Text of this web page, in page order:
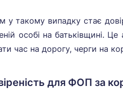
такому випадку стає
особі на батьківщині.
час на дорогу, черги на
для ФОП за